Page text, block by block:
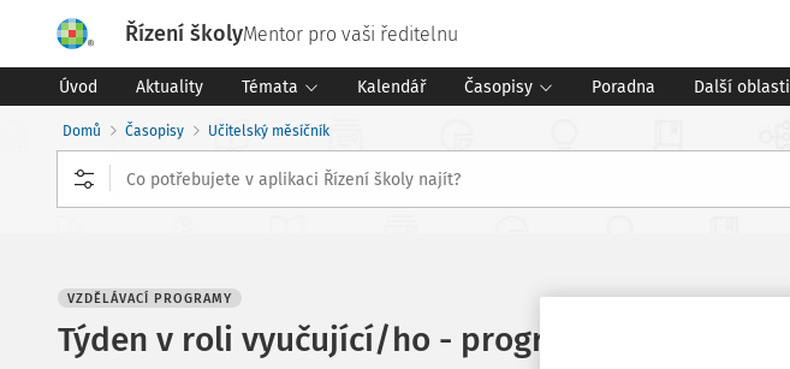
Řízení školyMentor pro vaši ředitelnu
Úvod Aktuality Témata Kalendář Časopisy Poradna Další oblasti
Domů Časopisy Učitelský měsíčník
VZDĚLÁVACÍ PROGRAMY
Týden v roli vyučující/ho - program Zkus učit!